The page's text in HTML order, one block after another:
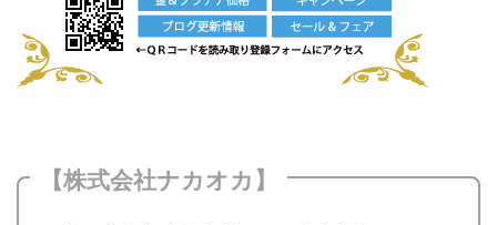
【株式会社ナカオカ】